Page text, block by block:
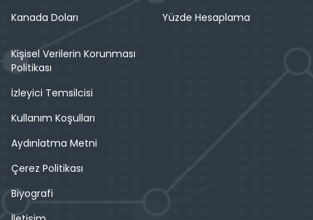
Kanada Doları
Yüzde Hesaplama
Kişisel Verilerin Korunması
Politikası
İzleyici Temsilcisi
Kullanım Koşulları
Aydınlatma Metni
Çerez Politikası
Biyografi